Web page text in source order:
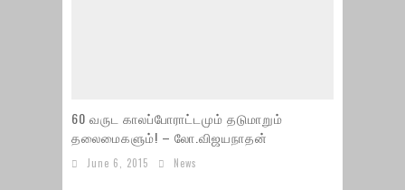
60 வருட காலப்போராட்டமும் தடுமாறும்
தலைமைகளும்! – லோ.விஜயநாதன்
June 6, 2015 News